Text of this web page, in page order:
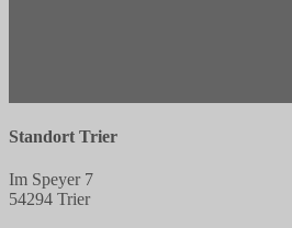
Standort Trier
Im Speyer 7
54294 Trier